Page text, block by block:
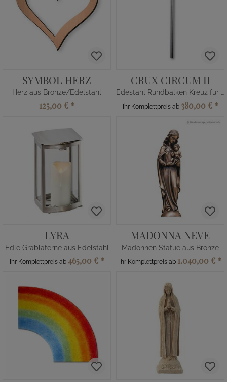
SYMBOL HERZ
Herz aus Bronze/Edelstahl
125,00 € *
CRUX CIRCUM II
Edestahl Rundbalken Kreuz für Grab
Ihr Komplettpreis ab 380,00 € *
LYRA
Edle Grablaterne aus Edelstahl
Ihr Komplettpreis ab 465,00 € *
MADONNA NEVE
Madonnen Statue aus Bronze
Ihr Komplettpreis ab 1.040,00 € *